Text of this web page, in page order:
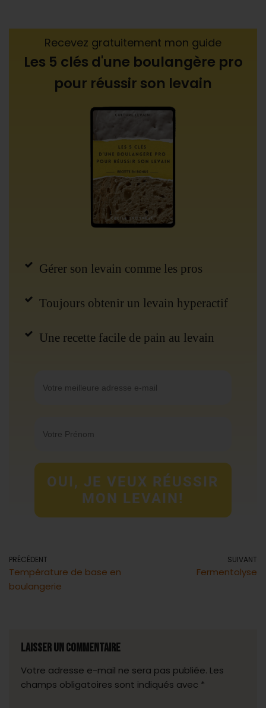
Recevez gratuitement mon guide
Les 5 clés d'une boulangère pro
pour réussir son levain
Gérer son levain comme les pros
Toujours obtenir un levain hyperactif
Une recette facile de pain au levain
OUI, JE VEUX RÉUSSIR
MON LEVAIN!
PRÉCÉDENT
Température de base en
boulangerie
SUIVANT
Fermentolyse
Laisser un commentaire
Votre adresse e-mail ne sera pas publiée. Les
champs obligatoires sont indiqués avec *
A
lt